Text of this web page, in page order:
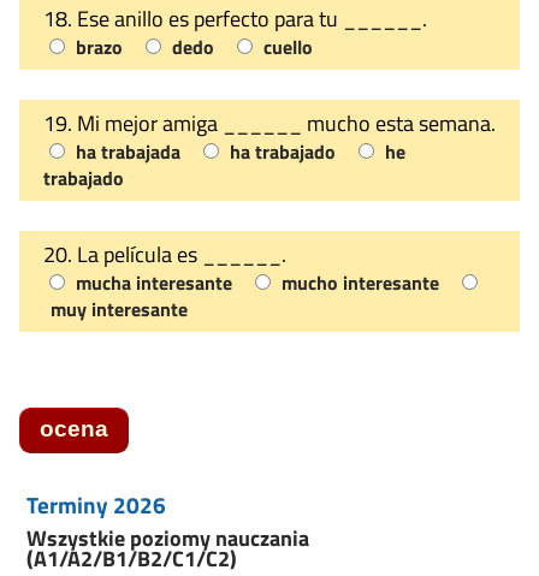
18. Ese anillo es perfecto para tu ______.
brazo dedo cuello
19. Mi mejor amiga ______ mucho esta semana.
ha trabajada ha trabajado
he
trabajado
20. La película es ______.
mucha interesante
mucho interesante
muy interesante
ocena
Terminy 2026
Wszystkie poziomy nauczania
(A1/A2/B1/B2/C1/C2)